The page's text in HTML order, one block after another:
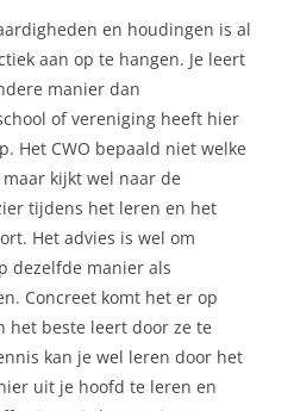
en houdingen is al
aan op te hangen. Je leert
manier dan
of vereniging heeft hier
Het CWO bepaald niet welke
kijkt wel naar de
tijdens het leren en het
Het advies is wel om
dezelfde manier als
Concreet komt het er op
het beste leert door ze te
kan je wel leren door het
uit je hoofd te leren en